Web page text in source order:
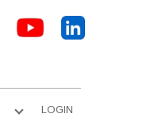
Apri
LOGIN